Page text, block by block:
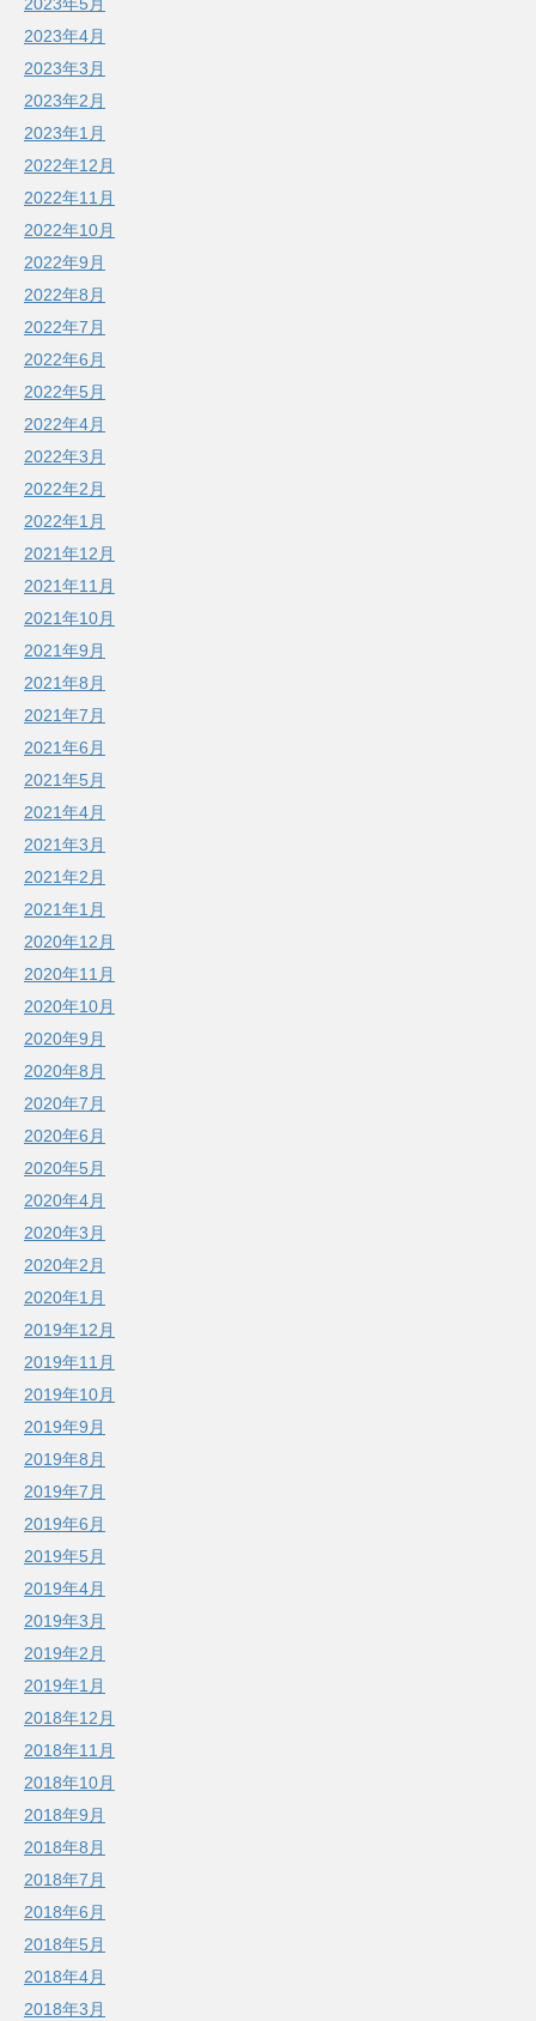
2023年4月
2023年3月
2023年2月
2023年1月
2022年12月
2022年11月
2022年10月
2022年9月
2022年8月
2022年7月
2022年6月
2022年5月
2022年4月
2022年3月
2022年2月
2022年1月
2021年12月
2021年11月
2021年10月
2021年9月
2021年8月
2021年7月
2021年6月
2021年5月
2021年4月
2021年3月
2021年2月
2021年1月
2020年12月
2020年11月
2020年10月
2020年9月
2020年8月
2020年7月
2020年6月
2020年5月
2020年4月
2020年3月
2020年2月
2020年1月
2019年12月
2019年11月
2019年10月
2019年9月
2019年8月
2019年7月
2019年6月
2019年5月
2019年4月
2019年3月
2019年2月
2019年1月
2018年12月
2018年11月
2018年10月
2018年9月
2018年8月
2018年7月
2018年6月
2018年5月
2018年4月
2018年3月